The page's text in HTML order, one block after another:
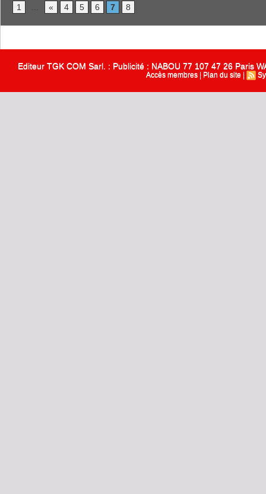
1 « 4 5 6 7 8
Editeur TGK COM Sarl. : Publicité : NABOU 77 107 47 26 Paris
Accès membres Plan du site